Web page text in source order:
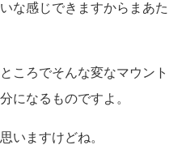
な感じできますからまあた
ころでそんな変なマウント
になるものですよ。
いますけどね。